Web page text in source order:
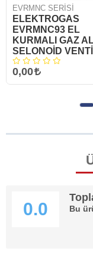
EVRMNC SERİSİ
ELEKTROGAS
EVRMNC93 EL
KURMALI GAZ
SELONOİD
0,00
Bu
0.0